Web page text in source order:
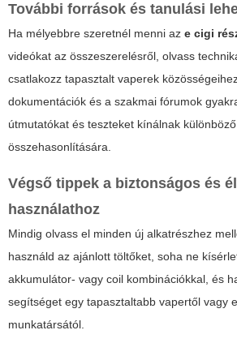
További források és tanulási
Ha mélyebbre szeretnél menni az e cigi
videókat az összeszerelésről, olvass
csatlakozz tapasztalt vaperek
dokumentációk és a szakmai fórumok
útmutatókat és teszteket kínálnak
összehasonlítására.
Végső tippek a biztonságos és
használathoz
Mindig olvass el minden új alkatrészhez
használd az ajánlott töltőket, soha ne
akkumulátor- vagy coil kombinációkkal, és
segítséget egy tapasztaltabb vapertől vagy
munkatársától.